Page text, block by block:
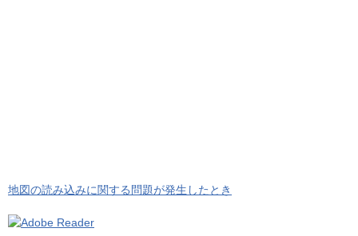
地図の読み込みに関する問題が発生したとき